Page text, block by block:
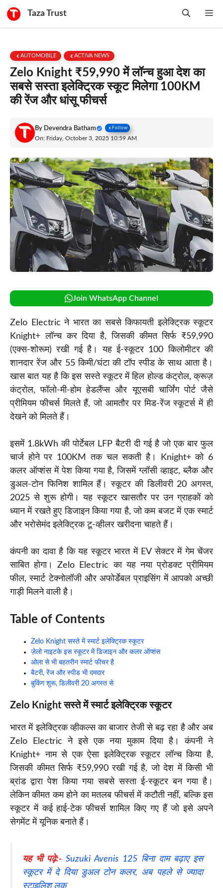
Taza Trust
AUTOMOBILE ACTIVA NEWS
Zelo Knight ₹59,990 में लॉन्च हुआ देश का
सबसे सस्ता इलेक्ट्रिक स्कूट मिलेगा 100KM
की रेंज और धांसू फीचर्स
By Devendra Batham Follow
On: Friday, October 3, 2025 10:59 AM
Join WhatsApp Channel
Zelo Electric ने भारत का सबसे किफायती इलेक्ट्रिक स्कूटर
Knight+ लॉन्च कर दिया है, जिसकी कीमत सिर्फ ₹59,990
(एक्स-शोरूम) रखी गई है। यह ई-स्कूटर 100 किलोमीटर की
शानदार रेंज और 55 किमी/घंटा की टॉप स्पीड के साथ आता है।
खास बात यह है कि इस सस्ते स्कूटर में हिल होल्ड कंट्रोल, क्रूज़
कंट्रोल, फॉलो-मी-होम हेडलैंप्स और यूएसबी चार्जिंग पोर्ट जैसे
प्रीमियम फीचर्स मिलते हैं, जो आमतौर पर मिड-रेंज स्कूटर्स में ही
देखने को मिलते हैं।
इसमें 1.8kWh की पोर्टेबल LFP बैटरी दी गई है जो एक बार फुल
चार्ज होने पर 100KM तक चल सकती है। Knight+ को 6
कलर ऑप्शंस में पेश किया गया है, जिसमें ग्लॉसी व्हाइट, ब्लैक और
डुअल-टोन फिनिश शामिल हैं। स्कूटर की डिलीवरी 20 अगस्त,
2025 से शुरू होगी। यह स्कूटर खासतौर पर उन ग्राहकों को
ध्यान में रखते हुए डिजाइन किया गया है, जो कम बजट में एक स्मार्ट
और भरोसेमंद इलेक्ट्रिक टू-व्हीलर खरीदना चाहते हैं।
कंपनी का दावा है कि यह स्कूटर भारत में EV सेक्टर में गेम चेंजर
साबित होगा। Zelo Electric का यह नया प्रोडक्ट प्रीमियम
फील, स्मार्ट टेक्नोलॉजी और अफोर्डेबल प्राइसिंग में आपको अच्छी
गाड़ी मिलने वाली है।
Table of Contents
Zelo Knight सस्ते में स्मार्ट इलेक्ट्रिक स्कूटर
ज़ेलो नाइटके इस स्कूटर में डिजाइन और कलर ऑप्शंस
ओला से भी बहतरीन स्मार्ट फीचर है
बैटरी, रेंज और स्पीड भी दमदार
बुकिंग शुरू, डिलीवरी 20 अगस्त से
Zelo Knight सस्ते में स्मार्ट इलेक्ट्रिक स्कूटर
भारतमें इलेक्ट्रिक व्हीकल्स का बाजार तेजी से बढ़ रहा है और अब
Zelo Electric ने इसे एक नया मुकाम दिया है। कंपनी ने
Knight+ नाम से एक ऐसा इलेक्ट्रिक स्कूटर लॉन्च किया है,
जिसकी कीमत सिर्फ ₹59,990 रखी गई है, जो देश में किसी भी
ब्रांड द्वारा पेश किया गया सबसे सस्ता ई-स्कूटर बन गया है।
लेकिन कीमत कम होने का मतलब फीचर्स में कटौती नहीं, बल्कि इस
स्कूटर में कई हाई-टेक फीचर्स शामिल किए गए हैं जो इसे अपने
सेगमेंट में यूनिक बनाते हैं।
यह भी पढ़े:- Suzuki Avenis 125 बिना दाम बढ़ाए इस
स्कूटर में दे दिया डुअल टोन कलर, अब पहले से ज्यादा